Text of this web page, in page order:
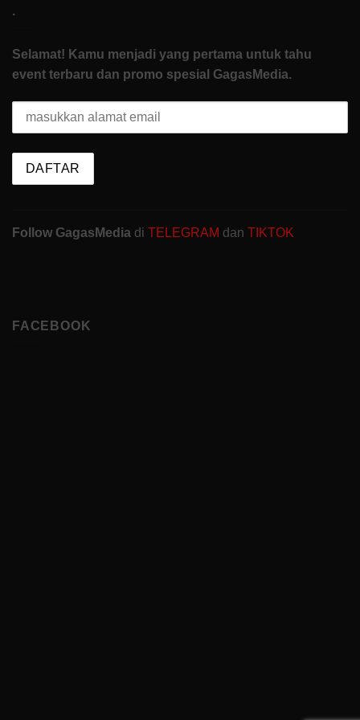
.
Selamat! Kamu menjadi yang pertama untuk tahu
event terbaru dan promo spesial GagasMedia.
Follow GagasMedia di TELEGRAM dan TIKTOK
FACEBOOK